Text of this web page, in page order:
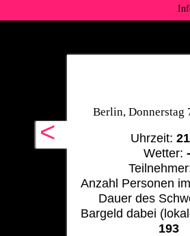
<
Berlin, Donnerstag
Uhrzeit:
Wetter:
Anzahl Personen
Dauer des
Bargeld dabei
193